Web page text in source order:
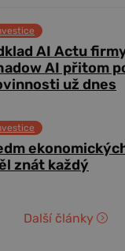
AI Actu
AI přitom
už dnes
znát každý
Další články